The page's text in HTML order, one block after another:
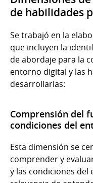
de habilidades
Se trabajó en la
que incluyen la
de abordaje para la
entorno digital y las
desarrollarlas:
Comprensión del
condiciones del
Esta dimensión se
comprender y
y las condiciones